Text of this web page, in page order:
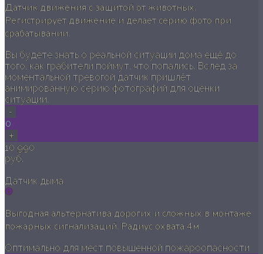
Датчик движения с защитой от животных.
Регистрирует движение и делает серию фото при
срабатывании.
Вы будете знать о реальной ситуации дома ещё до
того, как грабители поймут, что попались. Вслед за
моментальной тревогой датчик пришлёт
анимированную серию фотографий для оценки
ситуации.
-
0
+
10 990
руб.
Датчик дыма
Выгодная альтернатива дорогих и сложных в монтаже
пожарных сигнализаций. Радиус охвата 4м
Оптимально для мест повышенной пожароопасности